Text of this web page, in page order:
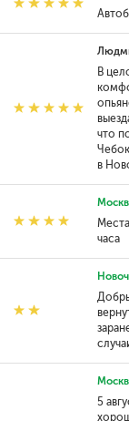
В
что
в
часа
5